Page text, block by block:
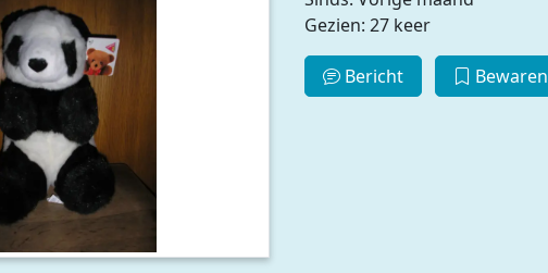
Gezien: 27 keer
Bericht Bewaren